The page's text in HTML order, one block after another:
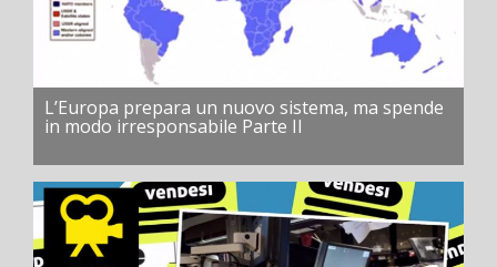
L’Europa prepara un nuovo sistema, ma spende
in modo irresponsabile Parte II